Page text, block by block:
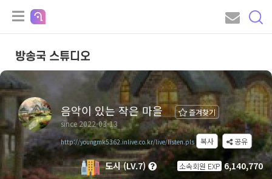
방송국 스튜디오
음악이 있는 작은 마을
즐겨찾기
since 2022-03-13
http://youngmk5362.inlive.co.kr/live/listen.pls 복사 공유
도시 (LV.7) 소속회원 EXP 6,140,770